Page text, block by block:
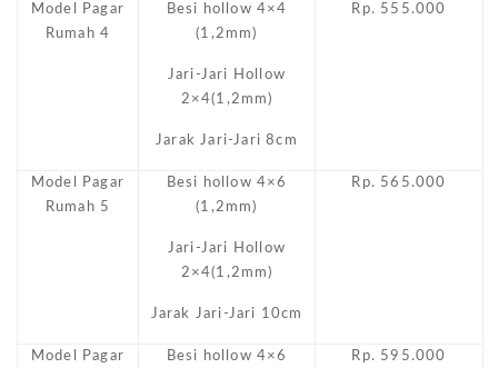
Model Pagar
Rumah 4
Besi hollow 4×4
(1,2mm)
Jari-Jari Hollow
2×4(1,2mm)
Jarak Jari-Jari 8cm
Rp. 555.000
Model Pagar
Rumah 5
Besi hollow 4×6
(1,2mm)
Jari-Jari Hollow
2×4(1,2mm)
Jarak Jari-Jari 10cm
Rp. 565.000
Model Pagar
Besi hollow 4×6
Rp. 595.000